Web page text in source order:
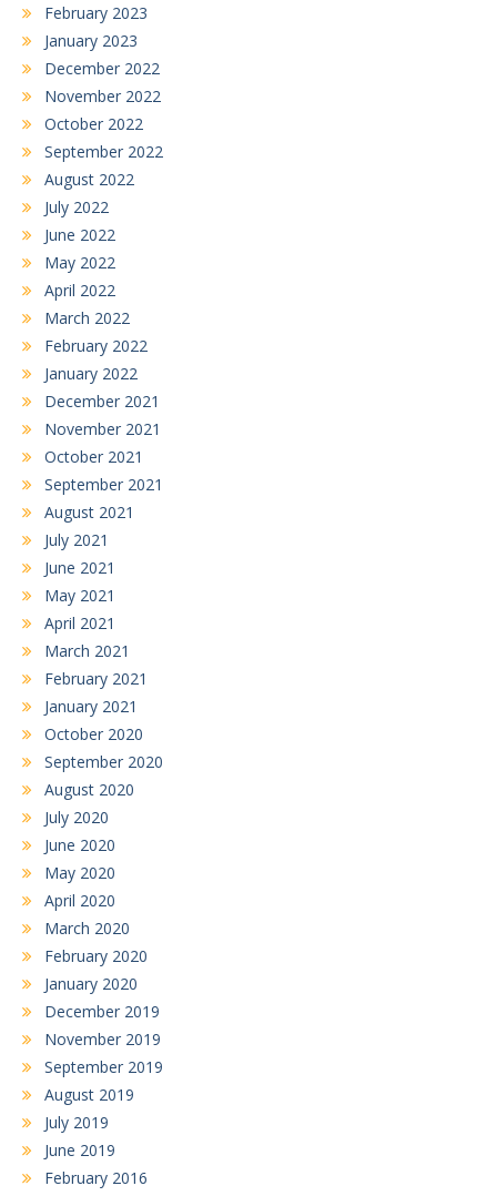
February 2023
January 2023
December 2022
November 2022
October 2022
September 2022
August 2022
July 2022
June 2022
May 2022
April 2022
March 2022
February 2022
January 2022
December 2021
November 2021
October 2021
September 2021
August 2021
July 2021
June 2021
May 2021
April 2021
March 2021
February 2021
January 2021
October 2020
September 2020
August 2020
July 2020
June 2020
May 2020
April 2020
March 2020
February 2020
January 2020
December 2019
November 2019
September 2019
August 2019
July 2019
June 2019
February 2016